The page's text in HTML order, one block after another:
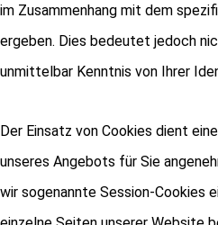
im Zusammenhang mit dem
ergeben. Dies bedeutet jedoch
unmittelbar Kenntnis von Ihrer
Der Einsatz von Cookies dient
unseres Angebots für Sie
wir sogenannte Session-Cookies